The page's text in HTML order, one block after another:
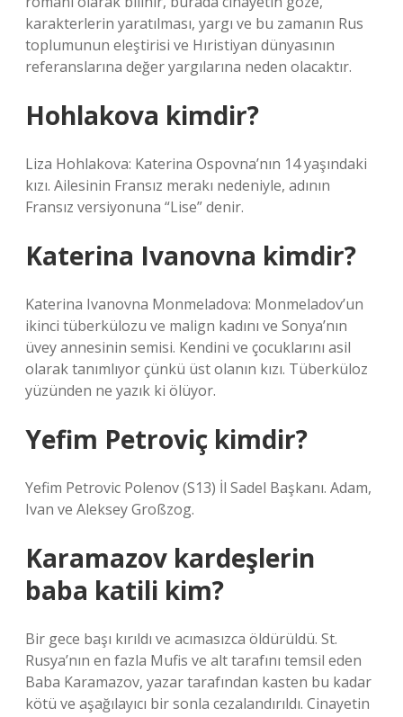
karakterlerin yaratılması, yargı ve bu zamanın Rus
toplumunun eleştirisi ve Hıristiyan dünyasının
referanslarına değer yargılarına neden olacaktır.
Hohlakova kimdir?
Liza Hohlakova: Katerina Ospovna’nın 14 yaşındaki
kızı. Ailesinin Fransız merakı nedeniyle, adının
Fransız versiyonuna “Lise” denir.
Katerina Ivanovna kimdir?
Katerina Ivanovna Monmeladova: Monmeladov’un
ikinci tüberkülozu ve malign kadını ve Sonya’nın
üvey annesinin semisi. Kendini ve çocuklarını asil
olarak tanımlıyor çünkü üst olanın kızı. Tüberküloz
yüzünden ne yazık ki ölüyor.
Yefim Petroviç kimdir?
Yefim Petrovic Polenov (S13) İl Sadel Başkanı. Adam,
Ivan ve Aleksey Großzog.
Karamazov kardeşlerin
baba katili kim?
Bir gece başı kırıldı ve acımasızca öldürüldü. St.
Rusya’nın en fazla Mufis ve alt tarafını temsil eden
Baba Karamazov, yazar tarafından kasten bu kadar
kötü ve aşağılayıcı bir sonla cezalandırıldı. Cinayetin